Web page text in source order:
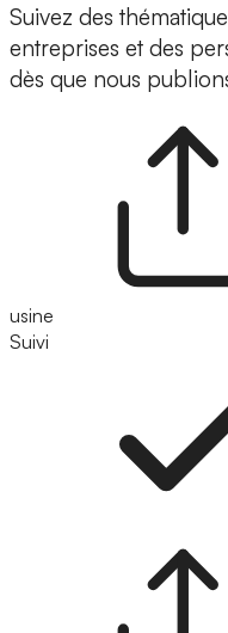
Suivez des
entreprises et des
dès que nous
usine
Suivi